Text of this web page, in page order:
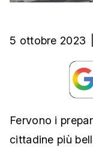
5 ottobre 2023
Fervono i
cittadine più